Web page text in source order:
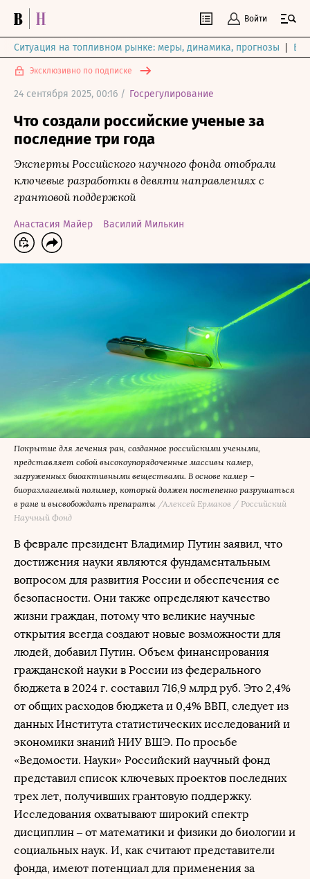
Войти
Ситуация на топливном рынке: меры, динамика, прогнозы
Эксклюзивно по подписке
24 сентября 2025, 00:16 / Госрегулирование
Что создали российские ученые за
последние три года
Эксперты Российского научного фонда отобрали
ключевые разработки в девяти направлениях с
грантовой поддержкой
Анастасия Майер Василий Милькин
Покрытие для лечения ран, созданное российскими учеными,
представляет собой высокоупорядоченные массивы камер,
загруженных биоактивными веществами. В основе камер –
биоразлагаемый полимер, который должен постепенно разрушаться
в ране и высвобождать препараты /Алексей Ермаков / Российский
Научный Фонд
В феврале президент Владимир Путин заявил, что
достижения науки являются фундаментальным
вопросом для развития России и обеспечения ее
безопасности. Они также определяют качество
жизни граждан, потому что великие научные
открытия всегда создают новые возможности для
людей, добавил Путин. Объем финансирования
гражданской науки в России из федерального
бюджета в 2024 г. составил 716,9 млрд руб. Это 2,4%
от общих расходов бюджета и 0,4% ВВП, следует из
данных Института статистических исследований и
экономики знаний НИУ ВШЭ. По просьбе
«Ведомости. Науки» Российский научный фонд
представил список ключевых проектов последних
трех лет, получивших грантовую поддержку.
Исследования охватывают широкий спектр
дисциплин – от математики и физики до биологии и
социальных наук. И, как считают представители
фонда, имеют потенциал для применения за